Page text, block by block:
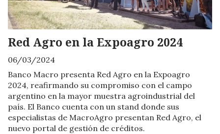
Red Agro en la Expoagro 2024
06/03/2024
Banco Macro presenta Red Agro en la Expoagro
2024, reafirmando su compromiso con el campo
argentino en la mayor muestra agroindustrial del
país. El Banco cuenta con un stand donde sus
especialistas de MacroAgro presentan Red Agro, el
nuevo portal de gestión de créditos.